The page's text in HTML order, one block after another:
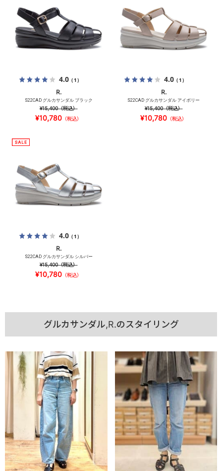
4.0（1）
R.
S22CAD グルカサンダル ブラック
¥15,400（税込）
¥10,780 （税込）
4.0（1）
R.
S22CAD グルカサンダル アイボリー
¥15,400（税込）
¥10,780 （税込）
4.0（1）
R.
S22CAD グルカサンダル シルバー
¥15,400（税込）
¥10,780 （税込）
グルカサンダル,R.のスタイリング